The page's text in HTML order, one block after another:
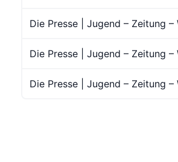
Die Presse | Jugend – Zeitung
Die Presse | Jugend – Zeitung
Die Presse | Jugend – Zeitung